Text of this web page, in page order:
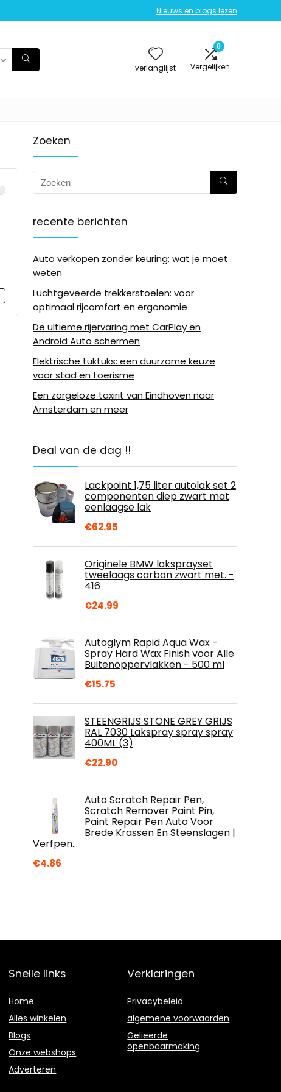
Nieuws en blogs lezen
verlanglijst
0
Vergelijken
Zoeken
recente berichten
Auto verkopen zonder keuring: wat je moet
weten
Luchtgeveerde trekkerstoelen: voor
optimaal rijcomfort en ergonomie
De ultieme rijervaring met CarPlay en
Android Auto schermen
Elektrische tuktuks: een duurzame keuze
voor stad en toerisme
Een zorgeloze taxirit van Eindhoven naar
Amsterdam en meer
Deal van de dag !!
Lackpoint 1,75 liter autolak set 2
componenten diep zwart mat
eenlaagse lak
€62.95
Originele BMW laksprayset
tweelaags carbon zwart met. -
416
€24.99
Autoglym Rapid Aqua Wax -
Spray Hard Wax Finish voor Alle
Buitenoppervlakken - 500 ml
€15.75
STEENGRIJS STONE GREY GRIJS
RAL 7030 Lakspray spray spray
400ML (3)
€22.90
Auto Scratch Repair Pen,
Scratch Remover Paint Pin,
Paint Repair Pen Auto Voor
Brede Krassen En Steenslagen |
Verfpen…
€4.86
Snelle links
Home
Alles winkelen
Blogs
Onze webshops
Adverteren
Verklaringen
Privacybeleid
algemene voorwaarden
Gelieerde
openbaarmaking